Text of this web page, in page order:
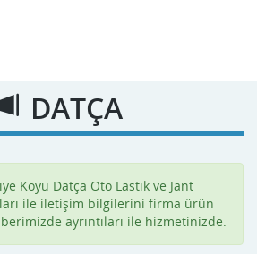
DATÇA
Köyü Datça Oto Lastik ve Jant
ile iletişim bilgilerini firma ürün
ayrıntıları ile hizmetinizde.